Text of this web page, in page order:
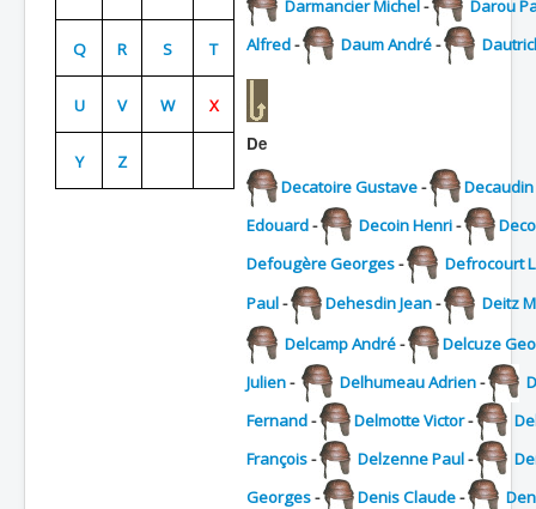
Les As
Cahiers des As
Q R S T
U V W X
Y Z
Darmancier Michel-
Darou
Alfred- Daum André-
De
Decatoire Gustave-
Edouard- Decoin Henri-
Defougère Georges-
Defrocourt
Paul- Dehesdin Jean-
Deitz
Delcamp André-
Delcuze
Julien- Delhumeau Adrien-
Fernand- Delmotte Victor-
François- Delzenne Paul-
Georges- Denis Claude-